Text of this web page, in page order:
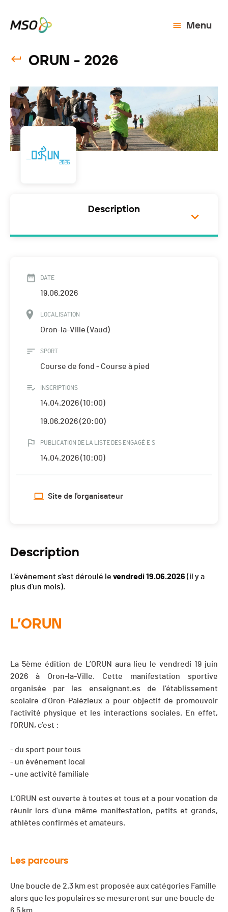
Menu
ORUN - 2026
Description
DATE
19.06.2026
LOCALISATION
Oron-la-Ville (Vaud)
SPORT
Course de fond - Course à pied
INSCRIPTIONS
14.04.2026 (10:00)
19.06.2026 (20:00)
PUBLICATION DE LA LISTE DES ENGAGÉ·E·S
14.04.2026 (10:00)
Site de l'organisateur
Description
L'événement s'est déroulé le vendredi 19.06.2026 (il y a
plus d'un mois).
L’ORUN
La 5ème édition de L’ORUN aura lieu le vendredi 19 juin
2026 à Oron-la-Ville. Cette manifestation sportive
organisée par les enseignant.es de l’établissement
scolaire d’Oron-Palézieux a pour objectif de promouvoir
l’activité physique et les interactions sociales. En effet,
l'ORUN, c’est :
- du sport pour tous
- un événement local
- une activité familiale
L’ORUN est ouverte à toutes et tous et a pour vocation de
réunir lors d’une même manifestation, petits et grands,
athlètes confirmés et amateurs.
Les parcours
Une boucle de 2.3 km est proposée aux catégories Famille
alors que les populaires se mesureront sur une boucle de